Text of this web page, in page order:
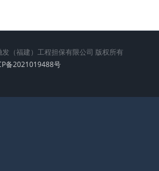
福建）工程担保有限公司 版权所有
备2021019488号